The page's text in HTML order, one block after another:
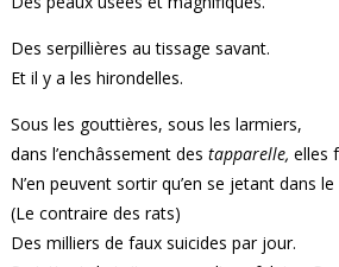
Des serpillières au tissage savant.
Et il y a les hirondelles.
Sous les gouttières, sous les larmiers,
dans l’enchâssement des tapparelle, elles
N’en peuvent sortir qu’en se jetant dans le
(Le contraire des rats)
Des milliers de faux suicides par jour.